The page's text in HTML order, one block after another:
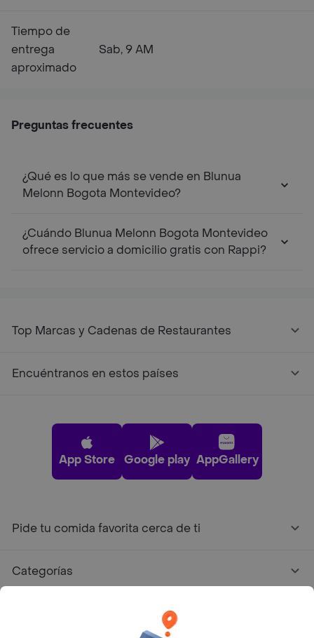
Tiempo de
entrega
aproximado
Sab, 9 AM
Preguntas frecuentes
¿Qué es lo que más se vende en Blunua
Melonn Bogota Montevideo?
¿Cuándo Blunua Melonn Bogota Montevideo
ofrece servicio a domicilio gratis con Rappi?
Top Marcas y Cadenas de Restaurantes
Encuéntranos en estos países
App Store Google play AppGallery
Pide tu comida favorita cerca de ti
Categorías